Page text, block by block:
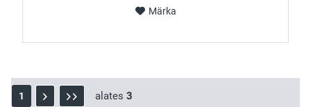
Märka
1 alates 3